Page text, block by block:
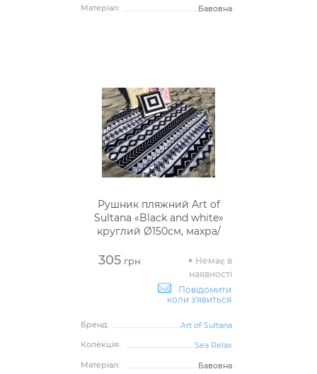
Матеріал:
Бавовна
Рушник пляжний Art of
Sultana «Black and white»
круглий Ø150см, махра/
305 грн
Немає в
наявності
Повідомити
коли з'явиться
Бренд:
Art of Sultana
Колекція:
Sea Relax
Матеріал:
Бавовна